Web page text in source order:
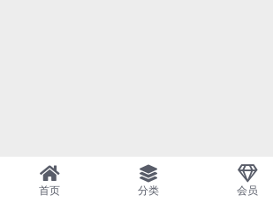
首页 分类 会员